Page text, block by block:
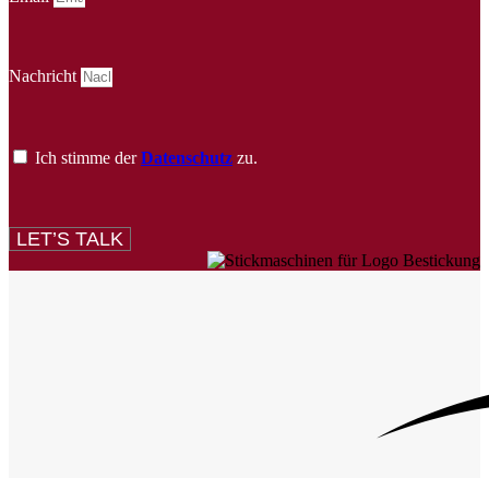
Nachricht
Ich stimme derDatenschutz zu.
LET’S TALK